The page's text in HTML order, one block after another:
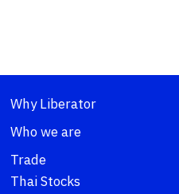
Why Liberator
Who we are
Trade
Thai Stocks